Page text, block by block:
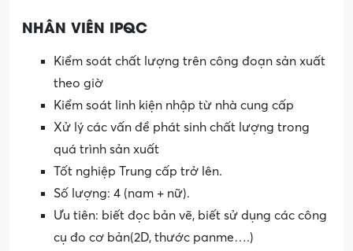
NHÂN VIÊN IPQC
Kiểm soát chất lượng trên công đoạn sản xuất
theo giờ
Kiểm soát linh kiện nhập từ nhà cung cấp
Xử lý các vấn đề phát sinh chất lượng trong
quá trình sản xuất
Tốt nghiệp Trung cấp trở lên.
Số lượng: 4 (nam + nữ).
Ưu tiên: biết đọc bản vẽ, biết sử dụng các công
cụ đo cơ bản(2D, thước panme….)